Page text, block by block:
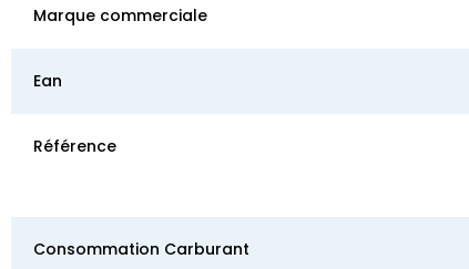
Marque commerciale
Ean
Référence
Consommation Carburant